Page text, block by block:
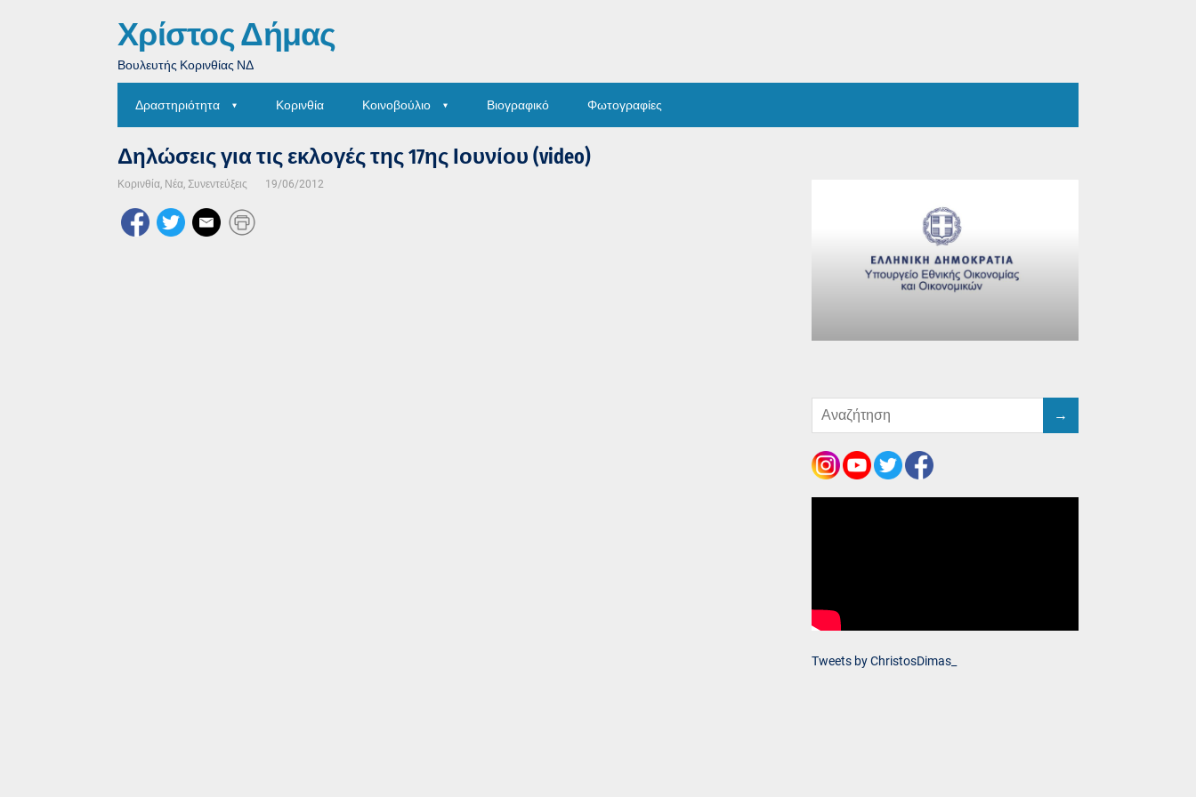
Χρίστος Δήμας
Βουλευτής Κορινθίας ΝΔ
Δραστηριότητα Κορινθία Κοινοβούλιο Βιογραφικό Φωτογραφίες
Δηλώσεις για τις εκλογές της 17ης Ιουνίου (video)
Κορινθία, Νέα, Συνεντεύξεις 19/06/2012
Tweets by ChristosDimas_